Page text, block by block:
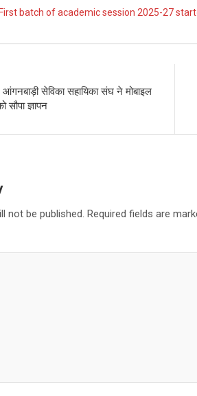
First batch of academic session 2025-27
सेविका सहायिका संघ ने मोबाइल
सौपा ज्ञापन
not be published. Required fields are